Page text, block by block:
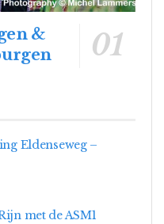
&
Eldenseweg –
met de ASM1